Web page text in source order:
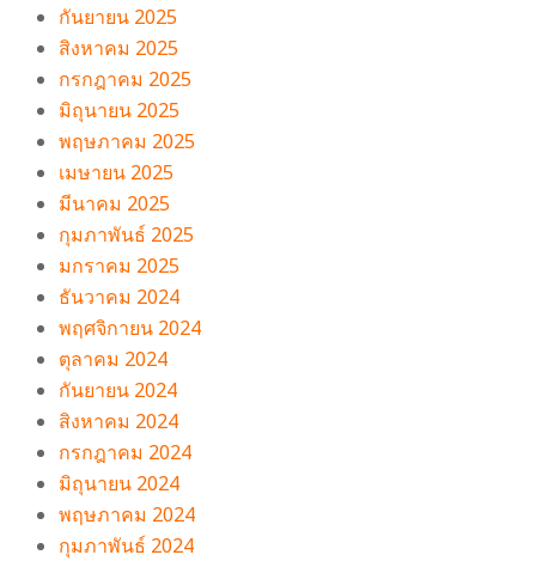
กันยายน 2025
สิงหาคม 2025
กรกฎาคม 2025
มิถุนายน 2025
พฤษภาคม 2025
เมษายน 2025
มีนาคม 2025
กุมภาพันธ์ 2025
มกราคม 2025
ธันวาคม 2024
พฤศจิกายน 2024
ตุลาคม 2024
กันยายน 2024
สิงหาคม 2024
กรกฎาคม 2024
มิถุนายน 2024
พฤษภาคม 2024
กุมภาพันธ์ 2024